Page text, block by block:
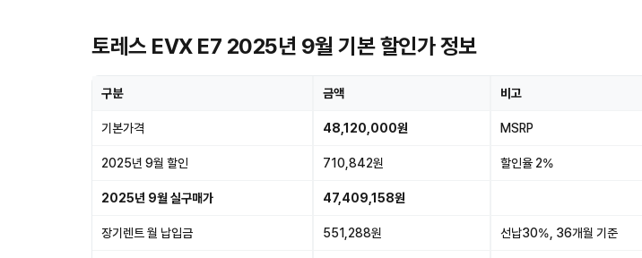
토레스 EVX E7 2025년 9월 기본 할인가 정보
구분 금액 비고
기본가격 48,120,000원 MSRP
2025년 9월 할인 710,842원 할인율 2%
2025년 9월 실구매가 47,409,158원
장기렌트 월 납입금 551,288원 선납30%, 36개월 기준